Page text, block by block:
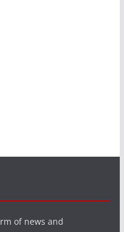
of news and